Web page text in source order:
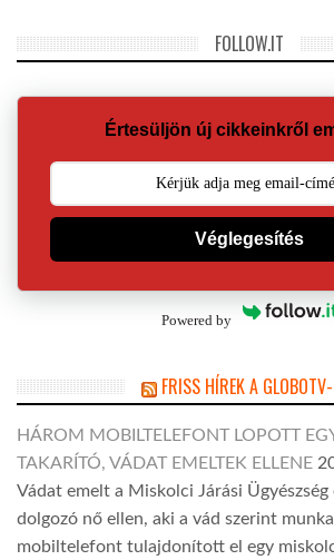
FOLLOW.IT
Értesüljön új cikkeinkről
Véglegesítés
Powered by
FRISS HÍREK A
HÁROM MOBILTELEFONT LOPOTT
TAKARÍTÓ, VÁDAT EMELTEK ELLENE
Vádat emelt a Miskolci Járási
dolgozó nő ellen, aki a vád szerint
mobiltelefont tulajdonított el egy